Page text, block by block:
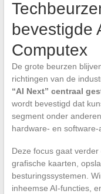
bevestigde
Computex
De grote beurzen
richtingen van de
“AI Next” centraal
wordt bevestigd dat
segment onder
hardware- en software-
Deze focus gaat
grafische kaarten,
besturingssystemen.
inheemse AI-functies,